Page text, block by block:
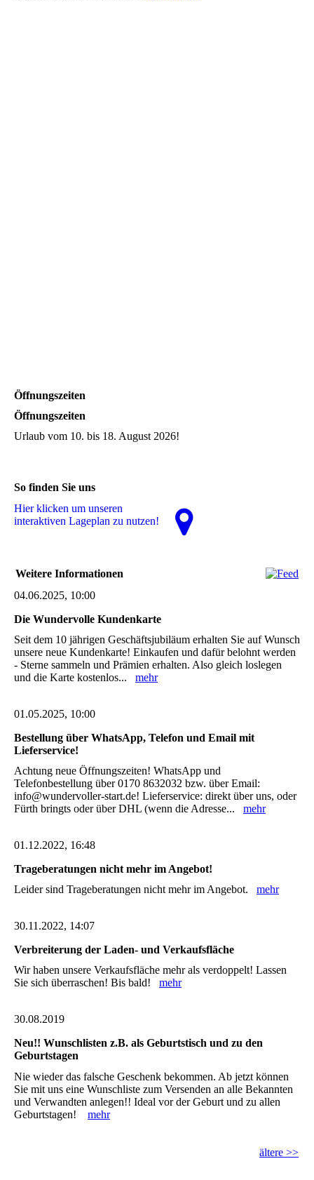
Öffnungszeiten
Öffnungszeiten
Urlaub vom 10. bis 18. August 2026!
So finden Sie uns
Hier klicken um unseren
interaktiven La­ge­plan zu nutzen!
Weitere Informationen
04.06.2025, 10:00
Die Wundervolle Kundenkarte
Seit dem 10 jährigen Geschäftsjubiläum erhalten Sie auf Wunsch
unsere neue Kundenkarte! Einkaufen und dafür belohnt werden
- Sterne sammeln und Prämien erhalten. Also gleich loslegen
und die Karte kostenlos... mehr
01.05.2025, 10:00
Bestellung über WhatsApp, Telefon und Email mit
Lieferservice!
Achtung neue Öffnungszeiten! WhatsApp und
Telefonbestellung über 0170 8632032 bzw. über Email:
info@wundervoller-start.de! Lieferservice: direkt über uns, oder
Fürth bringts oder über DHL (wenn die Adresse... mehr
01.12.2022, 16:48
Trageberatungen nicht mehr im Angebot!
Leider sind Trageberatungen nicht mehr im Angebot. mehr
30.11.2022, 14:07
Verbreiterung der Laden- und Verkaufsfläche
Wir haben unsere Verkaufsfläche mehr als verdoppelt! Lassen
Sie sich überraschen! Bis bald! mehr
30.08.2019
Neu!! Wunschlisten z.B. als Geburtstisch und zu den
Geburtstagen
Nie wieder das falsche Geschenk bekommen. Ab jetzt können
Sie mit uns eine Wunschliste zum Versenden an alle Bekannten
und Verwandten anlegen!! Ideal vor der Geburt und zu allen
Geburtstagen! mehr
ältere >>